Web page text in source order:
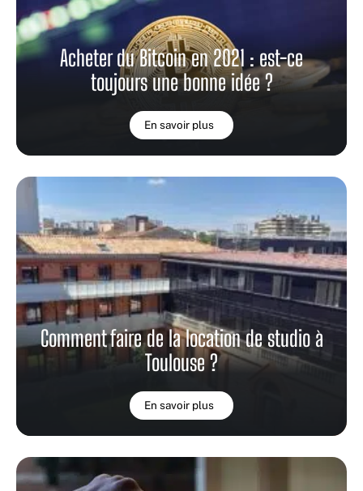
Acheter du Bitcoin en 2021 : est-ce
toujours une bonne idée ?
En savoir plus
Comment faire de la location de studio à
Toulouse ?
En savoir plus